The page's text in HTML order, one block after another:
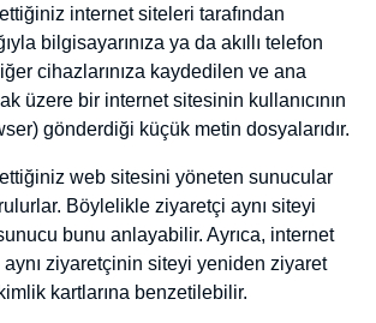
Bu bilgilendirme metni hangi
ve ziyaretçilerin bu konudaki tercihlerini
açıklamak amacıyla hazırlanmıştır.
ve çerez politikalarına rıza göstererek,
uyumlu şekilde kullanılmasına ve zaman
de içerebilecek şekilde verilerinizin bu
internet siteleri tarafından tarayıcılar
ya da akıllı telefon veya tablet gibi diğer
ve ana bellekte saklanmak üzere bir internet